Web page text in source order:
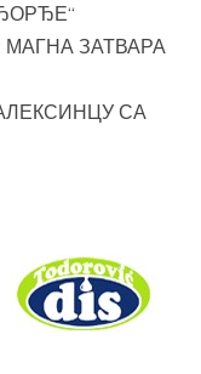
ЗАТВАРА
СА